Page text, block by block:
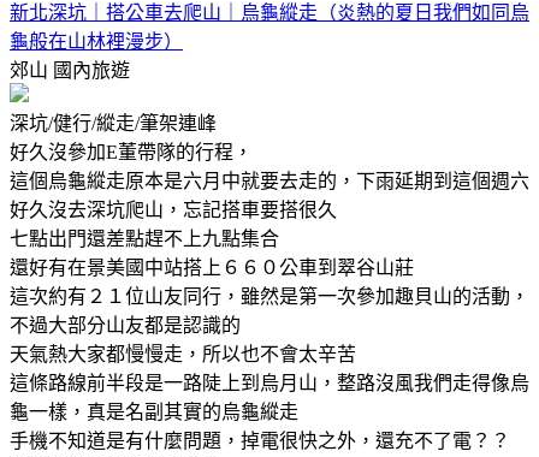
新北深坑｜搭公車去爬山｜烏龜縱走（炎熱的夏日我們如同烏
龜般在山林裡漫步）
郊山 國內旅遊
深坑/健行/縱走/筆架連峰
好久沒參加E董帶隊的行程，
這個烏龜縱走原本是六月中就要去走的，下雨延期到這個週六
好久沒去深坑爬山，忘記搭車要搭很久
七點出門還差點趕不上九點集合
還好有在景美國中站搭上６６０公車到翠谷山莊
這次約有２１位山友同行，雖然是第一次參加趣貝山的活動，
不過大部分山友都是認識的
天氣熱大家都慢慢走，所以也不會太辛苦
這條路線前半段是一路陡上到烏月山，整路沒風我們走得像烏
龜一樣，真是名副其實的烏龜縱走
手機不知道是有什麼問題，掉電很快之外，還充不了電？？